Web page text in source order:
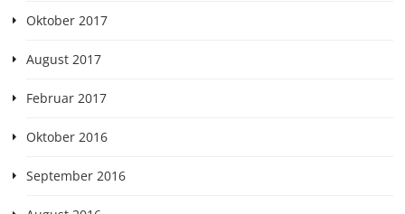
Oktober 2017
August 2017
Februar 2017
Oktober 2016
September 2016